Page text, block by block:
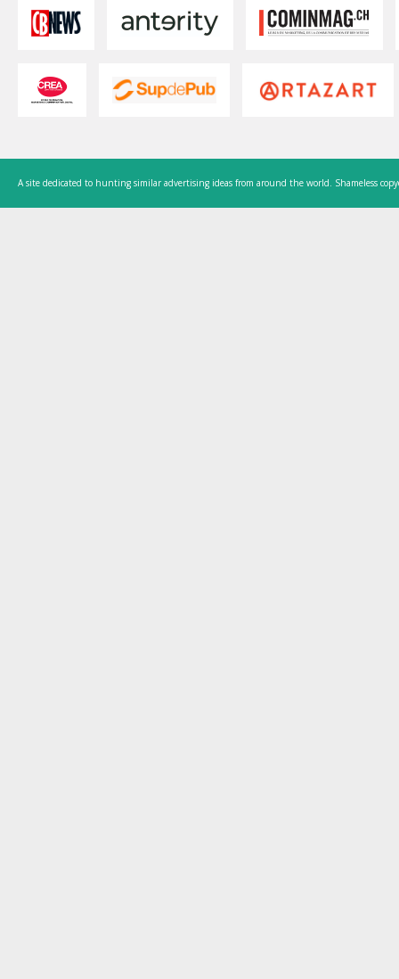
A site dedicated to hunting similar advertising ideas from around the world. Shameless